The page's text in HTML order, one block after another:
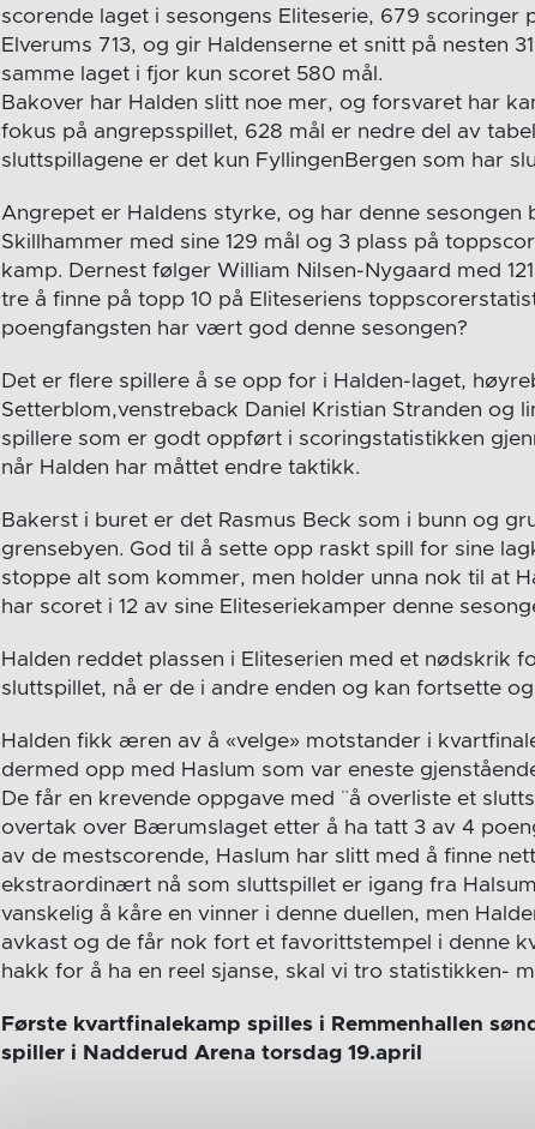
scorende laget i sesongens Eliteserie, 679 scoringer
Elverums 713, og gir Haldenserne et snitt på nesten
samme laget i fjor kun scoret 580 mål.
Bakover har Halden slitt noe mer, og forsvaret har
fokus på angrepsspillet, 628 mål er nedre del av
sluttspillagene er det kun FyllingenBergen som har
Angrepet er Haldens styrke, og har denne
Skillhammer med sine 129 mål og 3 plass på
kamp. Dernest følger William Nilsen-Nygaard med
tre å finne på topp 10 på Eliteseriens
poengfangsten har vært god denne sesongen?
Det er flere spillere å se opp for i Halden-laget,
Setterblom,venstreback Daniel Kristian Stranden og
spillere som er godt oppført i scoringstatistikken
når Halden har måttet endre taktikk.
Bakerst i buret er det Rasmus Beck som i bunn og
grensebyen. God til å sette opp raskt spill for sine
stoppe alt som kommer, men holder unna nok til at
har scoret i 12 av sine Eliteseriekamper denne
Halden reddet plassen i Eliteserien med et nødskrik
sluttspillet, nå er de i andre enden og kan fortsette
Halden fikk æren av å «velge» motstander i
dermed opp med Haslum som var eneste
De får en krevende oppgave med ¨å overliste et
overtak over Bærumslaget etter å ha tatt 3 av 4
av de mestscorende, Haslum har slitt med å finne
ekstraordinært nå som sluttspillet er igang fra
vanskelig å kåre en vinner i denne duellen, men
avkast og de får nok fort et favorittstempel i denne
hakk for å ha en reel sjanse, skal vi tro statistikken-
Første kvartfinalekamp spilles i Remmenhallen
spiller i Nadderud Arena torsdag 19.april